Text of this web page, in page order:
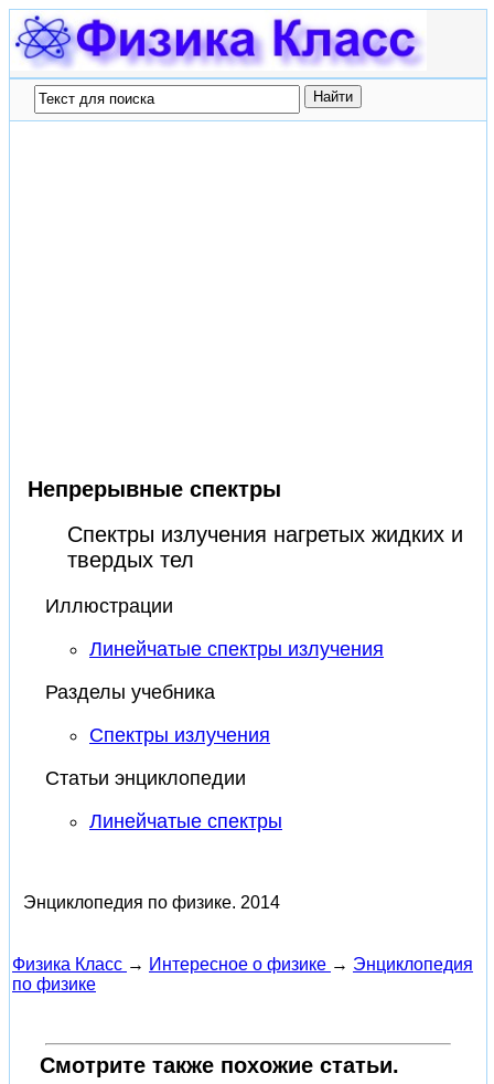
Непрерывные спектры
Спектры излучения нагретых жидких и
твердых тел
Иллюстрации
Линейчатые спектры излучения
Разделы учебника
Спектры излучения
Статьи энциклопедии
Линейчатые спектры
Энциклопедия по физике. 2014
Физика Класс → Интересное о физике → Энциклопедия
по физике
Смотрите также похожие статьи.